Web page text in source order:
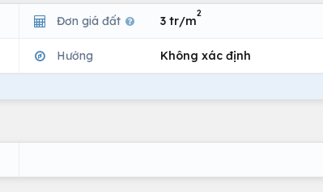
Đơn giá đất 3 tr/m
2
Hướng Không xác định